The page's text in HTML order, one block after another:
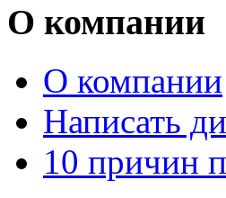
О компании
О компании
Написать
10 причин